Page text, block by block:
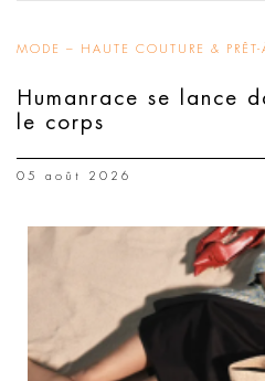
MODE – HAUTE COUTURE & PRÊT-
Humanrace se lance
le corps
05 août 2026